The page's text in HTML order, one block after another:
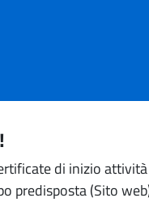
di inizio
predisposta (Sito